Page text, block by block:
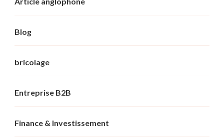
Blog
bricolage
Entreprise B2B
Finance & Investissement